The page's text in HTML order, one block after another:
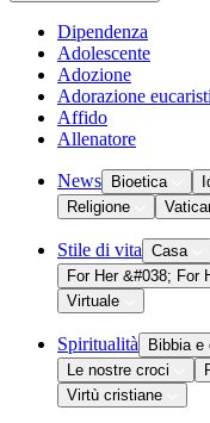
Dipendenza
Adolescente
Adozione
Adorazione
Affido
Allenatore
News Bioetica
Religione
Stile di vita Casa
For Her &#038; For
Virtuale
Spiritualità Bibbia e
Le nostre croci
Virtù cristiane